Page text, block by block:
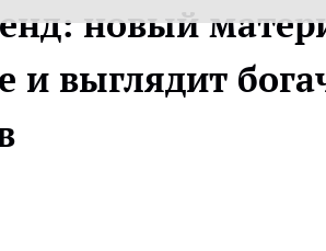
новый
и выглядит